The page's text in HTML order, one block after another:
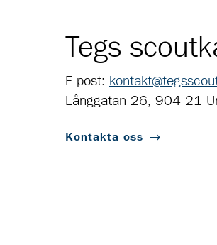
Tegs
E-post:
Långgatan 26, 904 21
Kontakta oss